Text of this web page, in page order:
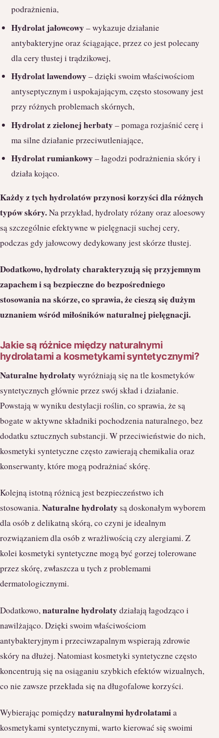
podrażnienia,
Hydrolat jałowcowy– wykazuje działanie
antybakteryjne oraz ściągające, przez co jest polecany
dla cery tłustej i trądzikowej,
Hydrolat lawendowy– dzięki swoim właściwościom
antyseptycznym i uspokajającym, często stosowany jest
przy różnych problemach skórnych,
Hydrolat z zielonej herbaty– pomaga rozjaśnić cerę i
ma silne działanie przeciwutleniające,
Hydrolat rumiankowy– łagodzi podrażnienia skóry i
działa kojąco.
Każdy z tych hydrolatów przynosi korzyści dla różnych
typów skóry.Na przykład, hydrolaty różany oraz aloesowy
są szczególnie efektywne w pielęgnacji suchej cery,
podczas gdy jałowcowy dedykowany jest skórze tłustej.
Dodatkowo, hydrolaty charakteryzują się przyjemnym
zapachem i są bezpieczne do bezpośredniego
stosowania na skórze, co sprawia, że cieszą się dużym
uznaniem wśród miłośników naturalnej pielęgnacji.
Jakie są różnice między naturalnymi
hydrolatami a kosmetykami syntetycznymi?
Naturalne hydrolatywyróżniają się na tle kosmetyków
syntetycznych głównie przez swój skład i działanie.
Powstają w wyniku destylacji roślin, co sprawia, że są
bogate w aktywne składniki pochodzenia naturalnego, bez
dodatku sztucznych substancji. W przeciwieństwie do nich,
kosmetyki syntetyczne często zawierają chemikalia oraz
konserwanty, które mogą podrażniać skórę.
Kolejną istotną różnicą jest bezpieczeństwo ich
stosowania. Naturalne hydrolaty są doskonałym wyborem
dla osób z delikatną skórą, co czyni je idealnym
rozwiązaniem dla osób z wrażliwością czy alergiami. Z
kolei kosmetyki syntetyczne mogą być gorzej tolerowane
przez skórę, zwłaszcza u tych z problemami
dermatologicznymi.
Dodatkowo,naturalne hydrolatydziałają łagodząco i
nawilżająco. Dzięki swoim właściwościom
antybakteryjnym i przeciwzapalnym wspierają zdrowie
skóry na dłużej. Natomiast kosmetyki syntetyczne często
koncentrują się na osiąganiu szybkich efektów wizualnych,
co nie zawsze przekłada się na długofalowe korzyści.
Wybierając pomiędzy naturalnymi hydrolatamia
kosmetykami syntetycznymi, warto kierować się swoimi